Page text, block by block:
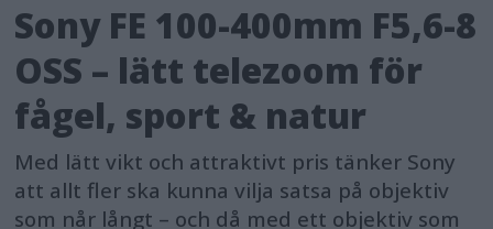
Sony FE 100-400mm F5,6-8
OSS – lätt telezoom för
fågel, sport & natur
Med lätt vikt och attraktivt pris tänker Sony
att allt fler ska kunna vilja satsa på objektiv
som når långt – och då med ett objektiv som